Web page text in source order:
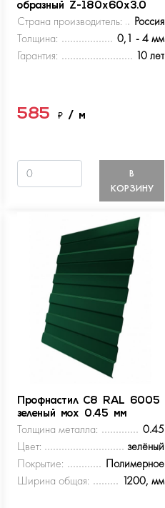
образный Z-180х60х3.0
Страна производитель:
Россия
Толщина:
0,1 - 4 мм
Гарантия:
10 лет
585₽/ м
В
КОРЗИНУ
Профнастил С8 RAL 6005
зеленый мох 0.45 мм
Толщина металла:
0.45
Цвет:
зелёный
Покрытие:
Полимерное
Ширина общая:
1200, мм